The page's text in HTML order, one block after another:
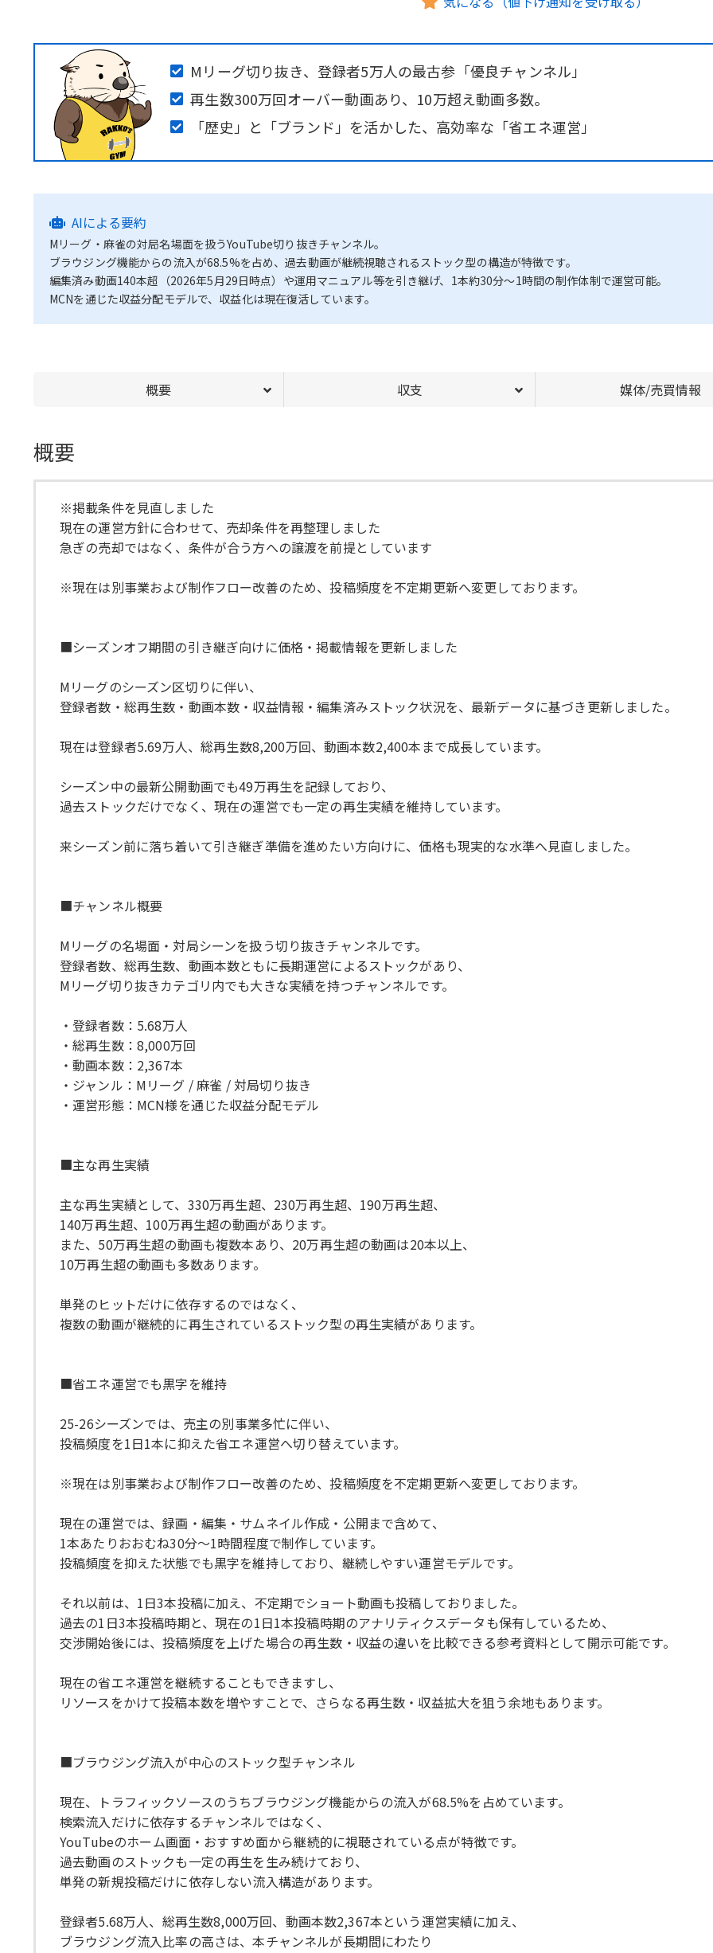
Mリーグ切り抜き、登録者5万人の最古参「優良チャンネル」
再生数300万回オーバー動画あり、10万超え動画多数。
「歴史」と「ブランド」を活かした、高効率な「省エネ運営」
AIによる要約
Mリーグ・麻雀の対局名場面を扱うYouTube切り抜きチャンネル。
ブラウジング機能からの流入が68.5%を占め、過去動画が継続視聴されるストック型の構造が特徴です。
編集済み動画140本超（2026年5月29日時点）や運用マニュアル等を引き継げ、1本約30分〜1時間の制作体制で運営可能。
MCNを通じた収益分配モデルで、収益化は現在復活しています。
概要 収支 媒体/売買情報
概要
※掲載条件を見直しました
現在の運営方針に合わせて、売却条件を再整理しました
急ぎの売却ではなく、条件が合う方への譲渡を前提としています
※現在は別事業および制作フロー改善のため、投稿頻度を不定期更新へ変更しております。
■シーズンオフ期間の引き継ぎ向けに価格・掲載情報を更新しました
Mリーグのシーズン区切りに伴い、
登録者数・総再生数・動画本数・収益情報・編集済みストック状況を、最新データに基づき更新しました。
現在は登録者5.69万人、総再生数8,200万回、動画本数2,400本まで成長しています。
シーズン中の最新公開動画でも49万再生を記録しており、
過去ストックだけでなく、現在の運営でも一定の再生実績を維持しています。
来シーズン前に落ち着いて引き継ぎ準備を進めたい方向けに、価格も現実的な水準へ見直しました。
■チャンネル概要
Mリーグの名場面・対局シーンを扱う切り抜きチャンネルです。
登録者数、総再生数、動画本数ともに長期運営によるストックがあり、
Mリーグ切り抜きカテゴリ内でも大きな実績を持つチャンネルです。
・登録者数：5.68万人
・総再生数：8,000万回
・動画本数：2,367本
・ジャンル：Mリーグ / 麻雀 / 対局切り抜き
・運営形態：MCN様を通じた収益分配モデル
■主な再生実績
主な再生実績として、330万再生超、230万再生超、190万再生超、
140万再生超、100万再生超の動画があります。
また、50万再生超の動画も複数本あり、20万再生超の動画は20本以上、
10万再生超の動画も多数あります。
単発のヒットだけに依存するのではなく、
複数の動画が継続的に再生されているストック型の再生実績があります。
■省エネ運営でも黒字を維持
25-26シーズンでは、売主の別事業多忙に伴い、
投稿頻度を1日1本に抑えた省エネ運営へ切り替えています。
※現在は別事業および制作フロー改善のため、投稿頻度を不定期更新へ変更しております。
現在の運営では、録画・編集・サムネイル作成・公開まで含めて、
1本あたりおおむね30分〜1時間程度で制作しています。
投稿頻度を抑えた状態でも黒字を維持しており、継続しやすい運営モデルです。
それ以前は、1日3本投稿に加え、不定期でショート動画も投稿しておりました。
過去の1日3本投稿時期と、現在の1日1本投稿時期のアナリティクスデータも保有しているため、
交渉開始後には、投稿頻度を上げた場合の再生数・収益の違いを比較できる参考資料として開示可能です。
現在の省エネ運営を継続することもできますし、
リソースをかけて投稿本数を増やすことで、さらなる再生数・収益拡大を狙う余地もあります。
■ブラウジング流入が中心のストック型チャンネル
現在、トラフィックソースのうちブラウジング機能からの流入が68.5%を占めています。
検索流入だけに依存するチャンネルではなく、
YouTubeのホーム画面・おすすめ面から継続的に視聴されている点が特徴です。
過去動画のストックも一定の再生を生み続けており、
単発の新規投稿だけに依存しない流入構造があります。
登録者5.68万人、総再生数8,000万回、動画本数2,367本という運営実績に加え、
ブラウジング流入比率の高さは、本チャンネルが長期間にわたり